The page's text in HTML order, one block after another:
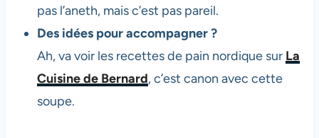
pas l’aneth, mais c’est pas pareil.
Des idées pour accompagner ?
Ah, va voir les recettes de pain nordique sur La
Cuisine de Bernard, c’est canon avec cette
soupe.